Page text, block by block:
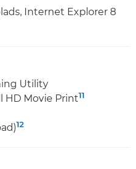
Internet Explorer 8
Utility
HD Movie Print11
12